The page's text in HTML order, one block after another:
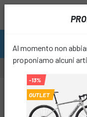
OUTLET
Al momento non
proponiamo alcuni
-13%
OUTLET